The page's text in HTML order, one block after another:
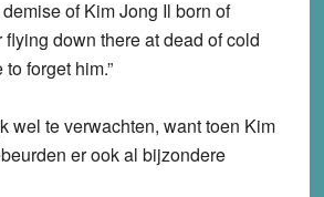
of Kim Jong Il born of
flying down there at dead of cold
forget him.”
wel te verwachten, want toen Kim
er ook al bijzondere